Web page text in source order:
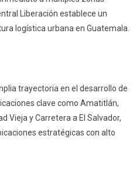
Liberación establece un
logística urbana en Guatemala.
trayectoria en el desarrollo de
clave como Amatitlán,
Vieja y Carretera a El Salvador,
estratégicas con alto